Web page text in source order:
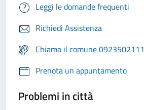
Leggi le domande frequenti
Richiedi Assistenza
Chiama il comune 0923502111
Prenota un appuntamento
Problemi in città